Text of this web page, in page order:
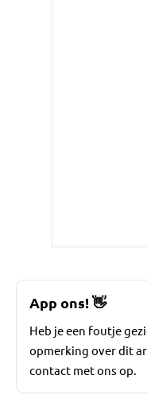
App ons! 👋
Heb je een foutje
opmerking over dit
contact met ons op.